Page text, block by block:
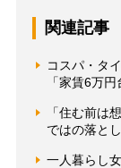
関連記事
コスパ・タ
「家賃6万
「住む前は
ではの落と
一人暮らし